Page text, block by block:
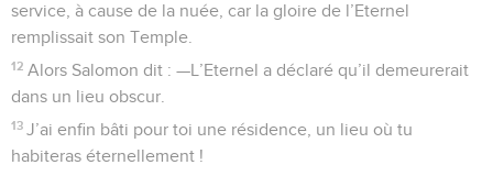
service, à cause de la nuée, car la gloire de l’Eternel
remplissait son Temple.
12 Alors Salomon dit : —L’Eternel a déclaré qu’il demeurerait
dans un lieu obscur.
13 J’ai enfin bâti pour toi une résidence, un lieu où tu
habiteras éternellement !